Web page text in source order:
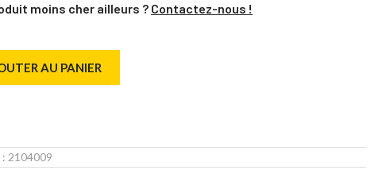
moins cher ailleurs ? Contactez-nous !
AU PANIER
2104009